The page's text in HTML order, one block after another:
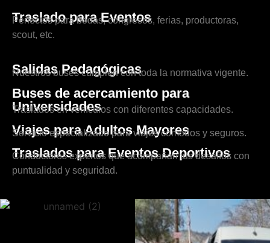
Traslado para Eventos
Perfectos para bodas, congresos, ferias, productoras,
scout, etc.
Salidas Pedagógicas
Nuestros buses cumplen con toda la normativa vigente.
Buses de acercamiento para
Universidades
Traslados en vehículos con diferentes capacidades.
Viajes para Adultos Mayores
Servicio especializado para viajes cómodos y seguros.
Traslados para Eventos Deportivos
Conductores expertos que acompañan tus desafíos con
puntualidad y seguridad.